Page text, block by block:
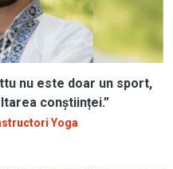
nu este doar un sport,
conștiinței.”
Yoga